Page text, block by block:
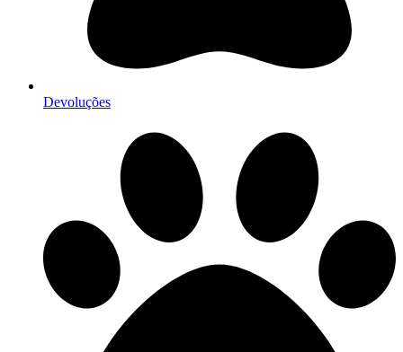
Devoluções